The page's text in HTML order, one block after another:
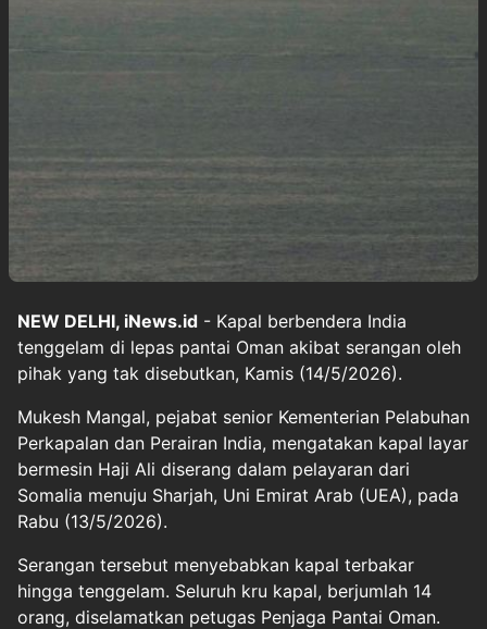
NEW DELHI, iNews.id - Kapal berbendera India
tenggelam di lepas pantai Oman akibat serangan oleh
pihak yang tak disebutkan, Kamis (14/5/2026).
Mukesh Mangal, pejabat senior Kementerian Pelabuhan
Perkapalan dan Perairan India, mengatakan kapal layar
bermesin Haji Ali diserang dalam pelayaran dari
Somalia menuju Sharjah, Uni Emirat Arab (UEA), pada
Rabu (13/5/2026).
Serangan tersebut menyebabkan kapal terbakar
hingga tenggelam. Seluruh kru kapal, berjumlah 14
orang, diselamatkan petugas Penjaga Pantai Oman.